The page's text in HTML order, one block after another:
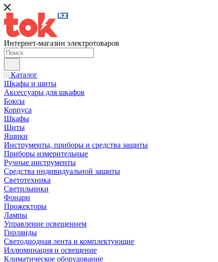
Интернет-магазин электротоваров
Каталог
Шкафы и щиты
Аксессуары для шкафов
Боксы
Корпуса
Шкафы
Щиты
Ящики
Инструменты, приборы и средства защиты
Приборы измерительные
Ручные инструменты
Средства индивидуальной защиты
Светотехника
Светильники
Фонари
Прожекторы
Лампы
Управление освещением
Гирлянды
Светодиодная лента и комплектующие
Иллюминация и освещение
Климатическое оборудование